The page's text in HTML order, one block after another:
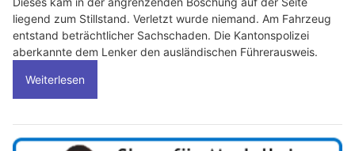
liegend zum Stillstand. Verletzt wurde niemand. Am Fahrzeug
entstand beträchtlicher Sachschaden. Die Kantonspolizei
aberkannte dem Lenker den ausländischen Führerausweis.
Weiterlesen